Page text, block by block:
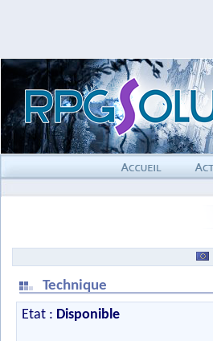
Technique
Etat : Disponible